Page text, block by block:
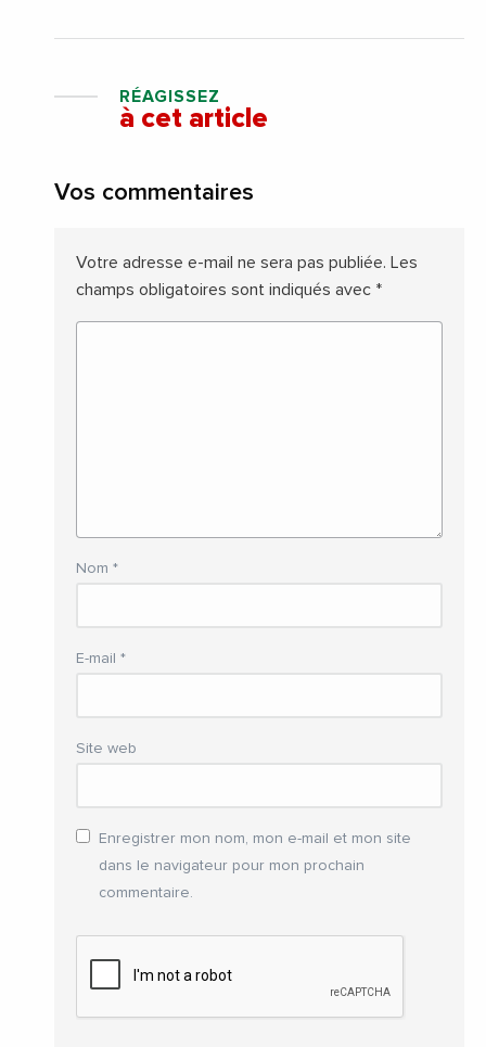
RÉAGISSEZ
à cet article
Vos commentaires
Votre adresse e-mail ne sera pas publiée. Les
champs obligatoires sont indiqués avec *
Nom *
E-mail *
Site web
Enregistrer mon nom, mon e-mail et mon site
dans le navigateur pour mon prochain
commentaire.